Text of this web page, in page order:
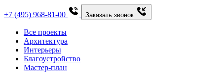
+7 (495) 968-81-00 Заказать звонок
Все проекты
Архитектура
Интерьеры
Благоустройство
Мастер-план